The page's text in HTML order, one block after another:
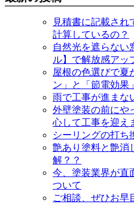
見積書に記載され
計算しているの？
自然光を遮らない
ル】で解放感アッ
屋根の色選びで夏
ン」と「節電効果
雨で工事が進まな
外壁塗装の前にや
心して工事を迎え
シーリングの打ち
艶あり塗料と艶消
解？？
今、塗装業界が直
ついて
ご相談、ぜひお早